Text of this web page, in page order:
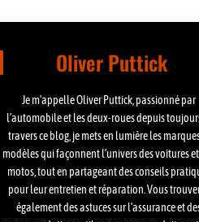
Oliver Puttick
Je m’appelle Oliver Puttick, passionné par
l’automobile et les deux-roues depuis
travers ce blog, je mets en lumière les
modèles qui façonnent l’univers des voitures
motos, tout en partageant des conseils
pour leur entretien et réparation. Vous
également des astuces sur l’assurance et